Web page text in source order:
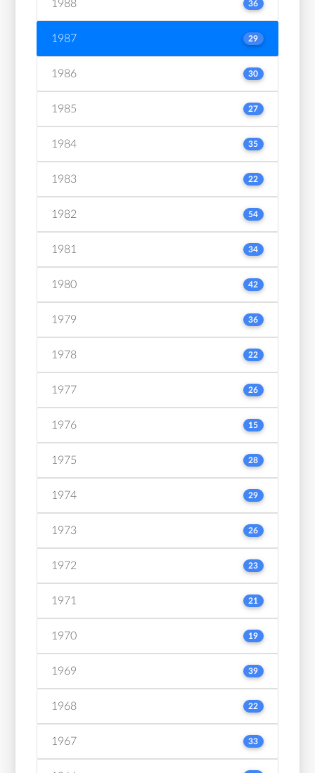
1988 36
1987 29
1986 30
1985 27
1984 35
1983 22
1982 54
1981 34
1980 42
1979 36
1978 22
1977 26
1976 15
1975 28
1974 29
1973 26
1972 23
1971 21
1970 19
1969 39
1968 22
1967 33